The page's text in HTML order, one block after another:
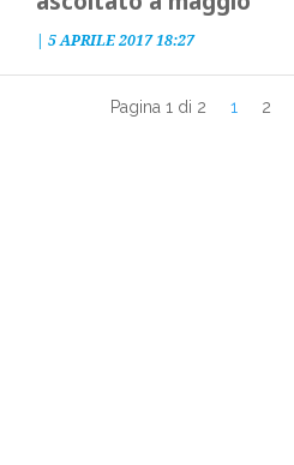
|5 APRILE 2017 18:27
Pagina 1 di 2 1 2